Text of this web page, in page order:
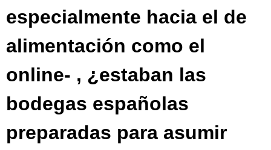
especialmente hacia el de
alimentación como el
online- , ¿estaban las
bodegas españolas
preparadas para asumir